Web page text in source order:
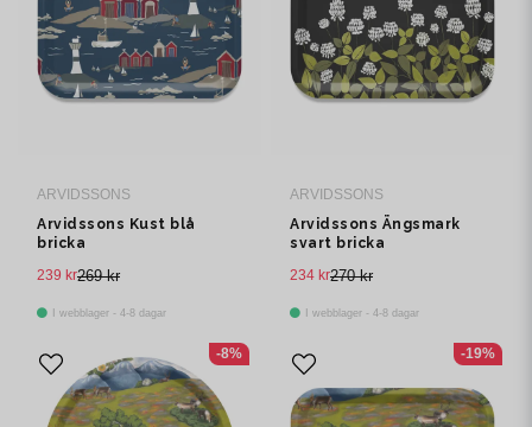
ARVIDSSONS
Arvidssons Kust blå
bricka
269 kr
239 kr
I webblager - 4-8 dagar
ARVIDSSONS
Arvidssons Ängsmark
svart bricka
270 kr
234 kr
I webblager - 4-8 dagar
-8% -19%